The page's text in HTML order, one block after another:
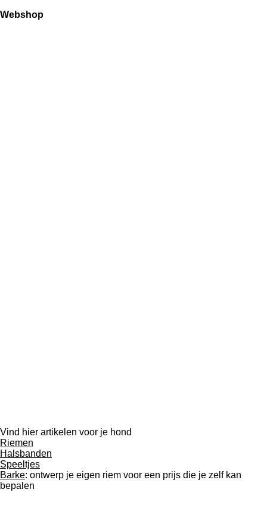
Webshop
Vind hier artikelen voor je hond
Riemen
Halsbanden
Speeltjes
Barke: ontwerp je eigen riem voor een prijs die je zelf kan
bepalen